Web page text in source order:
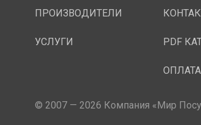
ПРОИЗВОДИТЕЛИ
УСЛУГИ PDF
© 2007 — 2026 Компания «Мир